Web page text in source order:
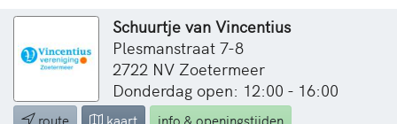
Schuurtje van Vincentius
Plesmanstraat 7-8
2722 NV Zoetermeer
Donderdag open: 12:00 - 16:00
route kaart info & openingstijden